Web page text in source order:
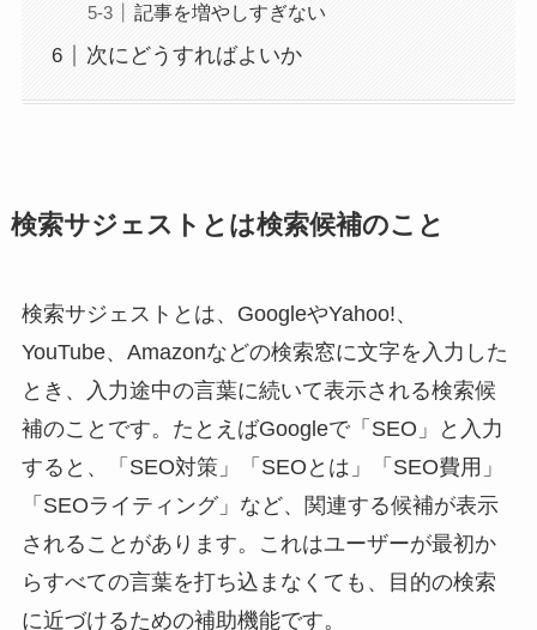
記事を増やしすぎない
次にどうすればよいか
検索サジェストとは検索候補のこと
検索サジェストとは、GoogleやYahoo!、
YouTube、Amazonなどの検索窓に文字を入力した
とき、入力途中の言葉に続いて表示される検索候
補のことです。たとえばGoogleで「SEO」と入力
すると、「SEO対策」「SEOとは」「SEO費用」
「SEOライティング」など、関連する候補が表示
されることがあります。これはユーザーが最初か
らすべての言葉を打ち込まなくても、目的の検索
に近づけるための補助機能です。